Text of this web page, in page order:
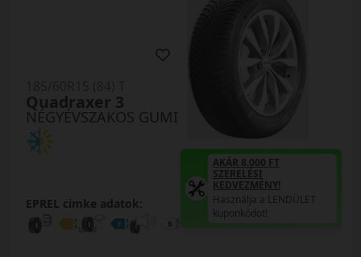
NÉGYÉVSZAKOS GUMI
Quadraxer 3
EPREL cimke adatok:
AKÁR 8.000 FT
SZERELÉSI
KEDVEZMÉNY!
Használja a LENDÜLET
kuponkódot!